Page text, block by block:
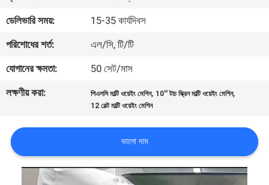
আমাদের
সাথে
যোগাযোগ
করুন
খবর
ডেলিভারি সময়:
15-35 কার্যদিবস
পরিশোধের শর্ত:
এল/সি, টি/টি
যোগানের ক্ষমতা:
50 সেট/মাস
লক্ষণীয় করা:
পিএলসি মাল্টি ওয়েইং মেশিন, 10'' টাচ স্ক্রিন মাল্টি ওয়েইং মেশিন,
12 বেল্ট মাল্টি ওয়েইং মেশিন
ভালো দাম